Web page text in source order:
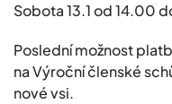
Sobota 13.1 od 14.00
Poslední možnost
na Výroční členské
nové vsi.